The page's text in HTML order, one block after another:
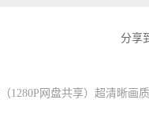
分享
1280P网盘共享）超清晰画质